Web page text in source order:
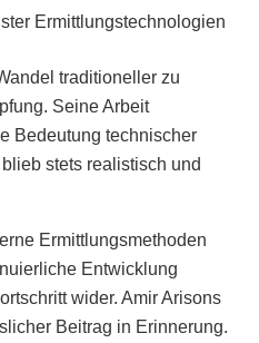
Ermittlungstechnologien
traditioneller zu
Seine Arbeit
Bedeutung technischer
stets realistisch und
Ermittlungsmethoden
Entwicklung
wider. Amir Arisons
Beitrag in Erinnerung.